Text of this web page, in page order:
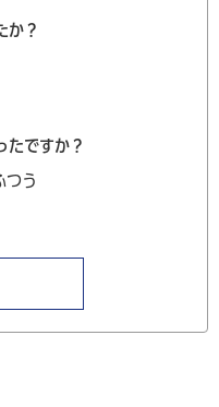
か？
たですか？
つう